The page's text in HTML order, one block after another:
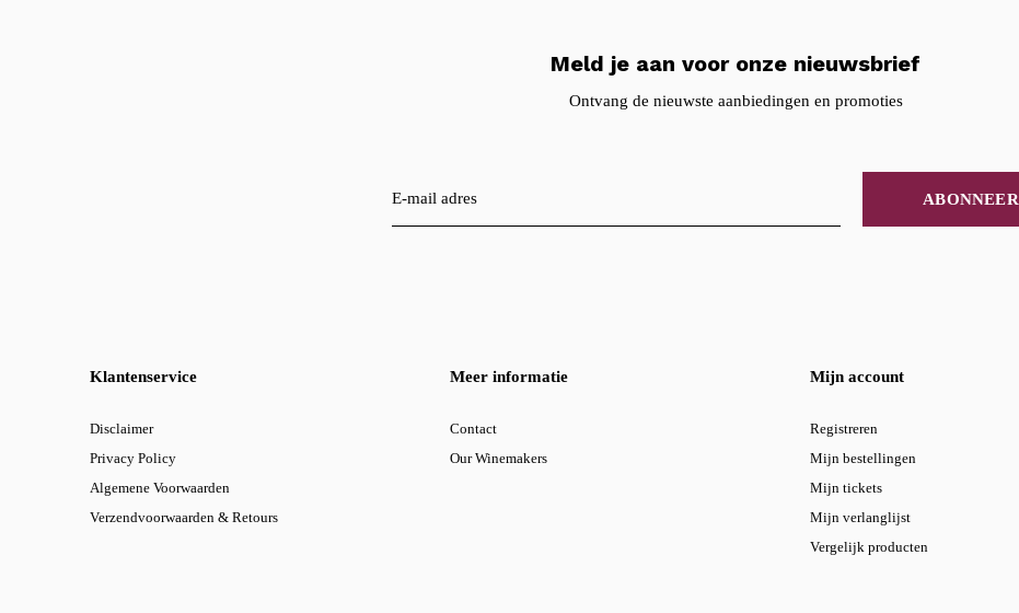
Meld je aan voor onze nieuwsbrief
Ontvang de nieuwste aanbiedingen en promoties
ABONNEER
Klantenservice
Disclaimer
Privacy Policy
Algemene Voorwaarden
Verzendvoorwaarden & Retours
Meer informatie
Contact
Our Winemakers
Mijn account
Registreren
Mijn bestellingen
Mijn tickets
Mijn verlanglijst
Vergelijk producten